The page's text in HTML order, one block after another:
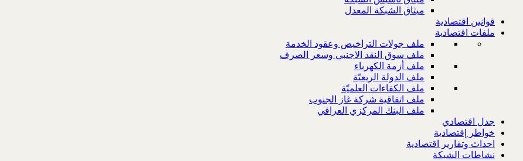
ميثاق الشبكة المعدل
قوانين اقتصادية
ملفات اقتصادية
ملف جولات التراخيص وعقود الخدمة
ملف سوق النقد الاجنبي وسعر الصرف
ملف أزمة الكهرباء
ملف الدولة الريعيّة
ملف الكفاءات العلميّة
ملف اتفاقية شركة غاز الجنوب
ملف البنك المركزي العراقي
جدل اقتصادي
خواطر إقتصادية
احداث وتقارير اقتصادية
نشاطات الشبكة